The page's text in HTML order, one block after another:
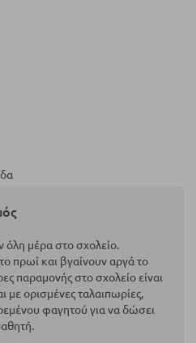
όλη μέρα στο σχολείο.
πρωί και βγαίνουν αργά το
παραμονής στο σχολείο είναι
με ορισμένες ταλαιπωρίες,
φαγητού για να δώσει